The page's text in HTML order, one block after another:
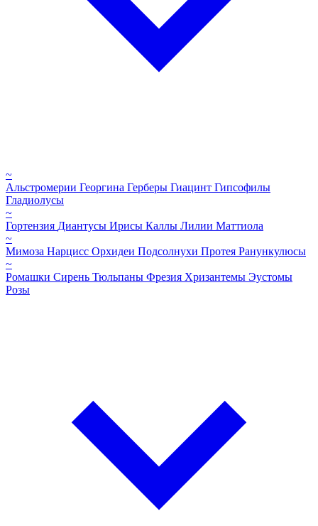
~
Альстромерии Георгина Герберы Гиацинт Гипсофилы
Гладиолусы
~
Гортензия Диантусы Ирисы Каллы Лилии Маттиола
~
Мимоза Нарцисс Орхидеи Подсолнухи Протея Ранункулюсы
~
Ромашки Сирень Тюльпаны Фрезия Хризантемы Эустомы
Розы